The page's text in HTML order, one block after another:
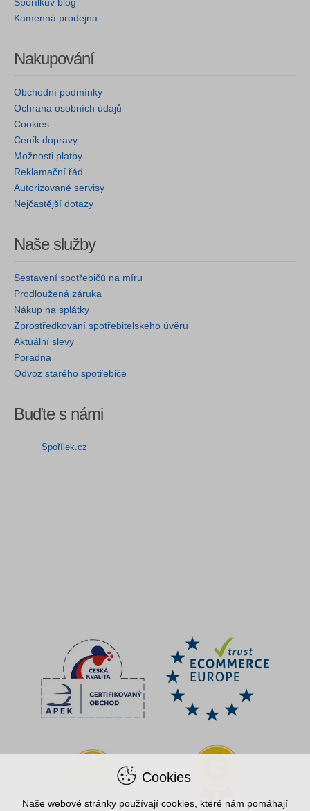
Kamenná prodejna
Nakupování
Obchodní podmínky
Ochrana osobních údajů
Cookies
Ceník dopravy
Možnosti platby
Reklamační řád
Autorizované servisy
Nejčastější dotazy
Naše služby
Sestavení spotřebičů na míru
Prodloužená záruka
Nákup na splátky
Zprostředkování spotřebitelského úvěru
Aktuální slevy
Poradna
Odvoz starého spotřebiče
Buďte s námi
Spořílek.cz
Cookies
Naše webové stránky používají cookies, které nám pomáhají